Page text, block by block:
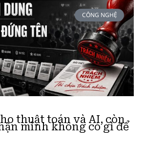
CÔNG NGHỆ
thuật toán và AI, còn
mình không có gì để